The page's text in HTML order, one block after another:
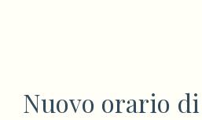
Nuovo orario